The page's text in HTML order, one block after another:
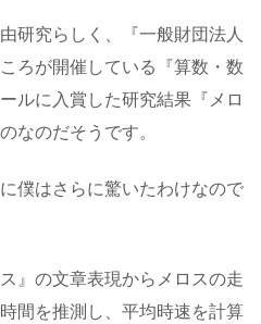
研究らしく、『一般財団法人
ろが開催している『算数・数
ルに入賞した研究結果『メロ
なのだそうです。
僕はさらに驚いたわけなので
』の文章表現からメロスの走
間を推測し、平均時速を計算